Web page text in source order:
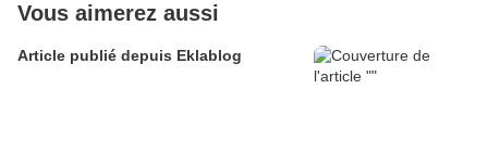
Vous aimerez aussi
Article publié depuis Eklablog